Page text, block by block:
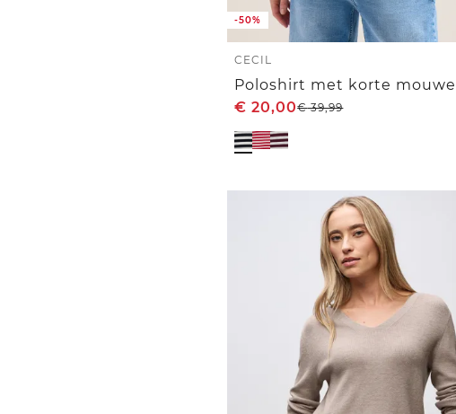
-50%
CECIL
€ 20,00€39,99